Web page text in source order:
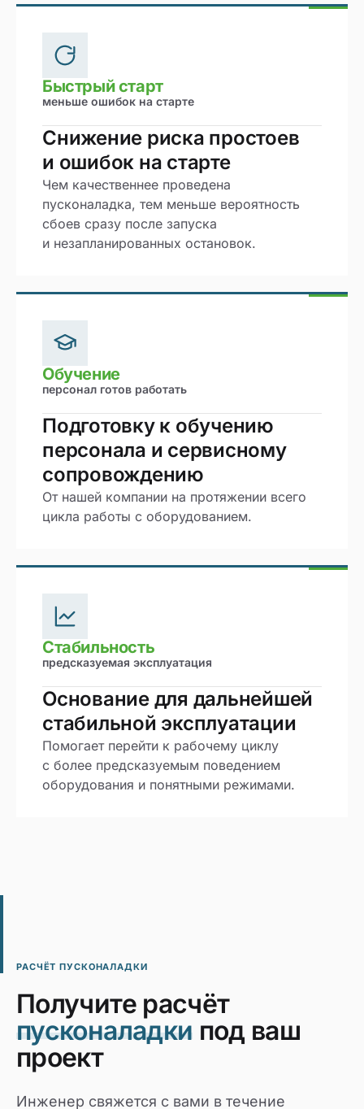
Быстрый старт
меньше ошибок на старте
Снижение риска простоев
и ошибок на старте
Чем качественнее проведена
пусконаладка, тем меньше вероятность
сбоев сразу после запуска
и незапланированных остановок.
Обучение
персонал готов работать
Подготовку к обучению
персонала и сервисному
сопровождению
От нашей компании на протяжении всего
цикла работы с оборудованием.
Стабильность
предсказуемая эксплуатация
Основание для дальнейшей
стабильной эксплуатации
Помогает перейти к рабочему циклу
с более предсказуемым поведением
оборудования и понятными режимами.
РАСЧЁТ ПУСКОНАЛАДКИ
Получите расчёт
пусконаладки под ваш
проект
Инженер свяжется с вами в течение